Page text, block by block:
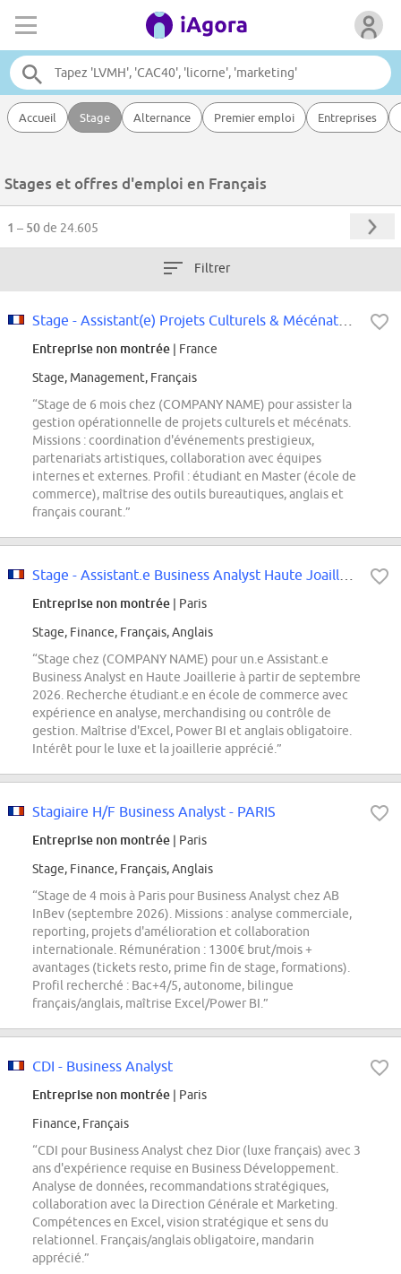
Accueil Stage Alternance Premier emploi Entreprises
Stages et offres d'emploi en Français
1 – 50de 24.605
Filtrer
Entreprise non montrée | France
Stage, Management, Français
“Stage de 6 mois chez (COMPANY NAME) pour assister la
gestion opérationnelle de projets culturels et mécénats.
Missions : coordination d'événements prestigieux,
partenariats artistiques, collaboration avec équipes
internes et externes. Profil : étudiant en Master (école de
commerce), maîtrise des outils bureautiques, anglais et
français courant.”
Entreprise non montrée | Paris
Stage, Finance, Français, Anglais
“Stage chez (COMPANY NAME) pour un.e Assistant.e
Business Analyst en Haute Joaillerie à partir de septembre
2026. Recherche étudiant.e en école de commerce avec
expérience en analyse, merchandising ou contrôle de
gestion. Maîtrise d'Excel, Power BI et anglais obligatoire.
Intérêt pour le luxe et la joaillerie apprécié.”
Stagiaire H/F Business Analyst - PARIS
Entreprise non montrée | Paris
Stage, Finance, Français, Anglais
“Stage de 4 mois à Paris pour Business Analyst chez AB
InBev (septembre 2026). Missions : analyse commerciale,
reporting, projets d'amélioration et collaboration
internationale. Rémunération : 1300€ brut/mois +
avantages (tickets resto, prime fin de stage, formations).
Profil recherché : Bac+4/5, autonome, bilingue
français/anglais, maîtrise Excel/Power BI.”
CDI - Business Analyst
Entreprise non montrée | Paris
Finance, Français
“CDI pour Business Analyst chez Dior (luxe français) avec 3
ans d'expérience requise en Business Développement.
Analyse de données, recommandations stratégiques,
collaboration avec la Direction Générale et Marketing.
Compétences en Excel, vision stratégique et sens du
relationnel. Français/anglais obligatoire, mandarin
apprécié.”